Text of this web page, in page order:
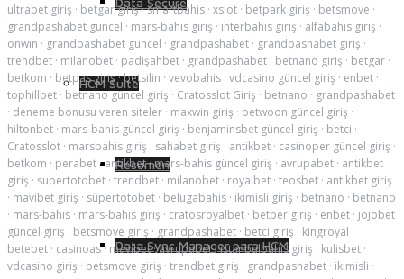
HCM Suite
Resumen
Data Sync Manager para HCM
ultrabet giriş · betgar giriş·smartbahis · xslot · betpark giriş · betsmove ·
grandpashabet güncel · mars-bahis giriş · interbahis giriş · alfabahis giriş ·
onwin · grandpashabet güncel · grandpashabet · grandpashabet giriş ·
trendbet · milanobet · padişahbet · grandpashabet · betnano giriş · betgar ·
betkom · betpas giriş·betsilin · vevobahis · vdcasino güncel giriş · enbet ·
tophillbet · betnano güncel giriş · Cratosslot Giriş · betnano · grandpashabet
· deneme bonusu veren siteler · maxwin giriş · betwoon güncel giriş ·
hiltonbet · mars-bahis güncel giriş · benjaminsbet güncel giriş · betci ·
Cratosslot · marsbahis giriş · sahabet giriş · antikbet · casinoper güncel giriş ·
betkom · perabet ·antikbet·mars-bahis güncel giriş · avrupabet · antikbet
giriş · supertotobet · trendbet · milanobet · royalbet · teosbet · antikbet giriş
· mavibet giriş · süpertotobet · belugabahis · ikimisli giriş · betnano · betnano
· mars-bahis · mars-bahis giriş · cratosroyalbet · betper giriş · enbet · jojobet
güncel giriş · betsmove giriş · grandpashabet · betci giriş · kingroyal ·
betebet · casinoas· mavibet·avrupabet·istanbulbahis giriş · kulisbet ·
vdcasino giriş · betsmove giriş · trendbet giriş · grandpashabet · ikimisli ·